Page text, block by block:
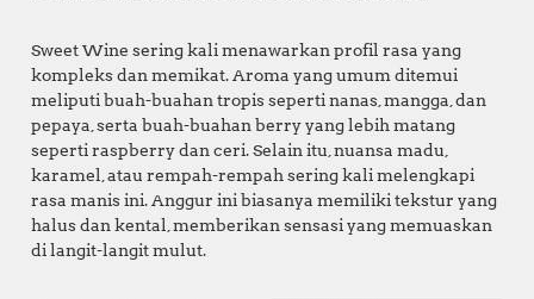
Sweet Wine sering kali menawarkan profil rasa yang
kompleks dan memikat. Aroma yang umum ditemui
meliputi buah-buahan tropis seperti nanas, mangga, dan
pepaya, serta buah-buahan berry yang lebih matang
seperti raspberry dan ceri. Selain itu, nuansa madu,
karamel, atau rempah-rempah sering kali melengkapi
rasa manis ini. Anggur ini biasanya memiliki tekstur yang
halus dan kental, memberikan sensasi yang memuaskan
di langit-langit mulut.